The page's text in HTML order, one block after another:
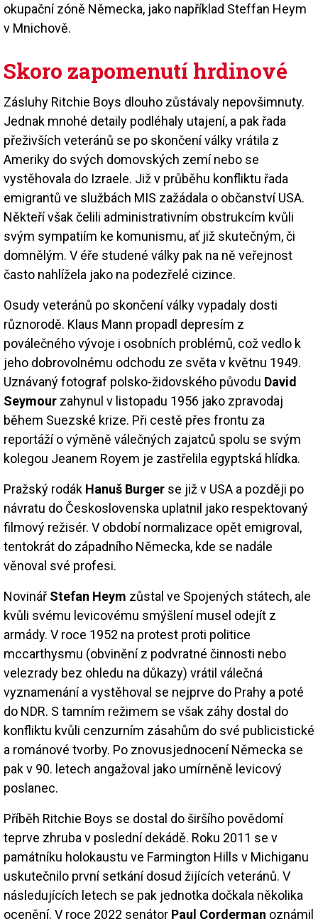
okupační zóně Německa, jako například Steffan Heym
v Mnichově.
Skoro zapomenutí hrdinové
Zásluhy Ritchie Boys dlouho zůstávaly nepovšimnuty.
Jednak mnohé detaily podléhaly utajení, a pak řada
přeživších veteránů se po skončení války vrátila z
Ameriky do svých domovských zemí nebo se
vystěhovala do Izraele. Již v průběhu konfliktu řada
emigrantů ve službách MIS zažádala o občanství USA.
Někteří však čelili administrativním obstrukcím kvůli
svým sympatiím ke komunismu, ať již skutečným, či
domnělým. V éře studené války pak na ně veřejnost
často nahlížela jako na podezřelé cizince.
Osudy veteránů po skončení války vypadaly dosti
různorodě. Klaus Mann propadl depresím z
poválečného vývoje i osobních problémů, což vedlo k
jeho dobrovolnému odchodu ze světa v květnu 1949.
Uznávaný fotograf polsko-židovského původu David
Seymour zahynul v listopadu 1956 jako zpravodaj
během Suezské krize. Při cestě přes frontu za
reportáží o výměně válečných zajatců spolu se svým
kolegou Jeanem Royem je zastřelila egyptská hlídka.
Pražský rodák Hanuš Burger se již v USA a později po
návratu do Československa uplatnil jako respektovaný
filmový režisér. V období normalizace opět emigroval,
tentokrát do západního Německa, kde se nadále
věnoval své profesi.
Novinář Stefan Heym zůstal ve Spojených státech, ale
kvůli svému levicovému smýšlení musel odejít z
armády. V roce 1952 na protest proti politice
mccarthysmu (obvinění z podvratné činnosti nebo
velezrady bez ohledu na důkazy) vrátil válečná
vyznamenání a vystěhoval se nejprve do Prahy a poté
do NDR. S tamním režimem se však záhy dostal do
konfliktu kvůli cenzurním zásahům do své publicistické
a románové tvorby. Po znovusjednocení Německa se
pak v 90. letech angažoval jako umírněně levicový
poslanec.
Příběh Ritchie Boys se dostal do širšího povědomí
teprve zhruba v poslední dekádě. Roku 2011 se v
památníku holokaustu ve Farmington Hills v Michiganu
uskutečnilo první setkání dosud žijících veteránů. V
následujících letech se pak jednotka dočkala několika
ocenění. V roce 2022 senátor Paul Corderman oznámil